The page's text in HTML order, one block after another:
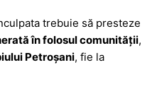
trebuie să presteze
în folosul comunității,
Petroșani, fie la